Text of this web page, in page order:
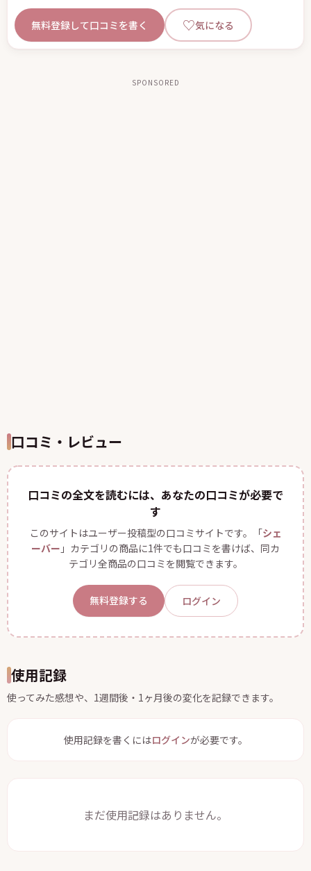
無料登録して口コミを書く ♡気になる
SPONSORED
口コミ・レビュー
口コミの全文を読むには、あなたの口コミが必要で
す
このサイトはユーザー投稿型の口コミサイトです。「シェ
ーバー 」カテゴリの商品に1件でも口コミを書けば、同カ
テゴリ全商品の口コミを閲覧できます。
無料登録する ログイン
使用記録
使ってみた感想や、1週間後・1ヶ月後の変化を記録できます。
使用記録を書くにはログインが必要です。
まだ使用記録はありません。